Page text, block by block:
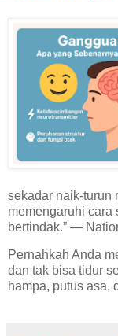
sekadar naik-turun
memengaruhi cara
bertindak.” —
Pernahkah Anda
dan tak bisa tidur
hampa, putus asa,